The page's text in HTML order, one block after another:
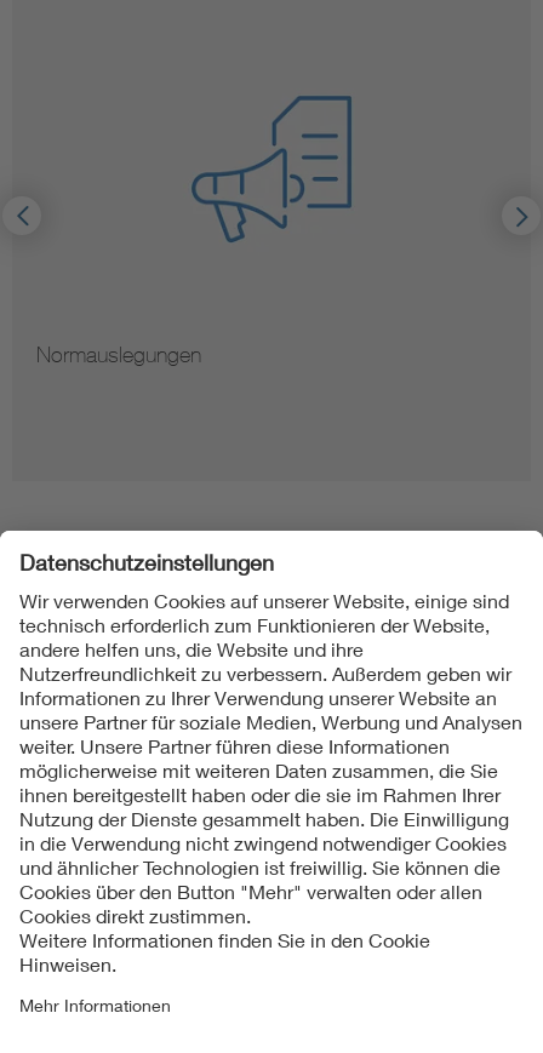
Normauslegungen
Folgen Sie uns
Kontakt
Impressum
Datenschutzinformationen
Cookie Hinweise
Compliance